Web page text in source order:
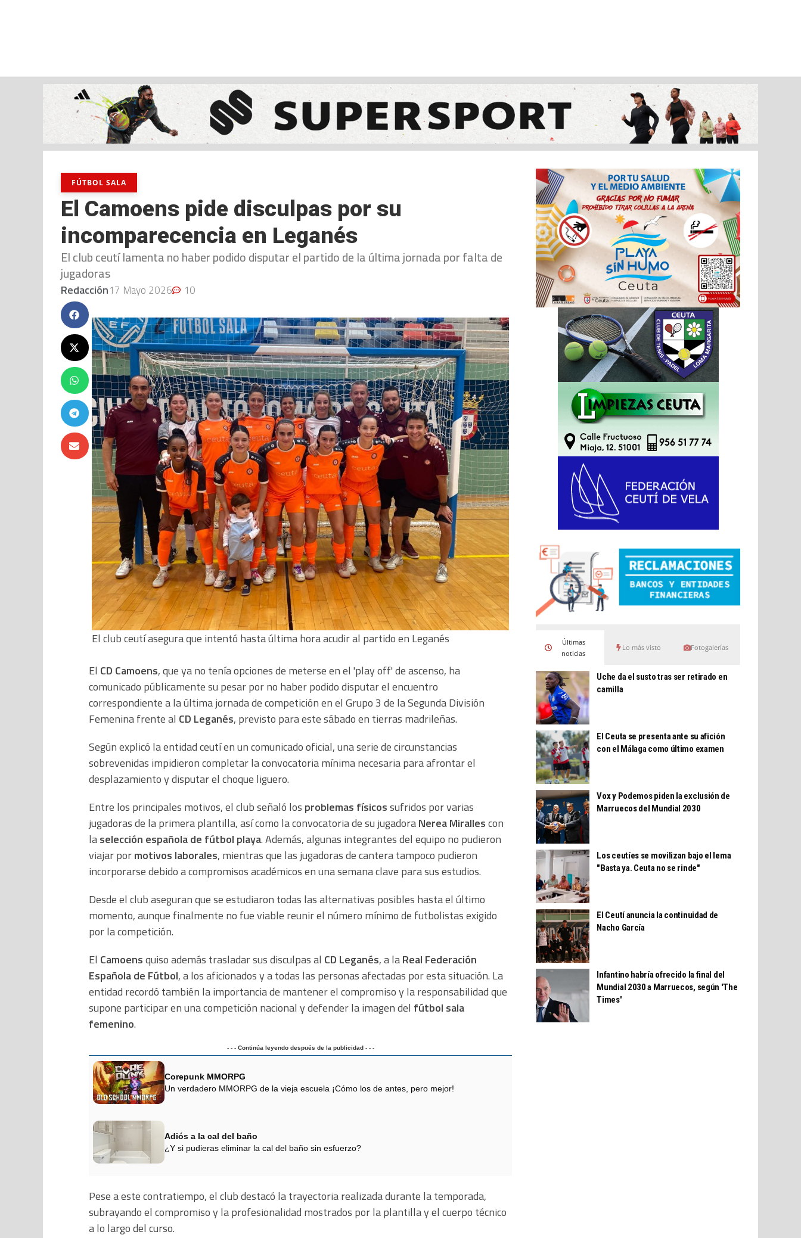
FÚTBOL SALA
El Camoens pide disculpas por su
incomparecencia en Leganés
El club ceutí lamenta no haber podido disputar el partido de la última jornada por falta de
jugadoras
Redacción17 Mayo 2026 10
El club ceutí asegura que intentó hasta última hora acudir al partido en Leganés
El CD Camoens, que ya no tenía opciones de meterse en el 'play off' de ascenso, ha
comunicado públicamente su pesar por no haber podido disputar el encuentro
correspondiente a la última jornada de competición en el Grupo 3 de la Segunda División
Femenina frente al CD Leganés, previsto para este sábado en tierras madrileñas.
Según explicó la entidad ceutí en un comunicado oficial, una serie de circunstancias
sobrevenidas impidieron completar la convocatoria mínima necesaria para afrontar el
desplazamiento y disputar el choque liguero.
Entre los principales motivos, el club señaló los problemas físicossufridos por varias
jugadoras de la primera plantilla, así como la convocatoria de su jugadoraNerea Mirallescon
laselección española de fútbol playa. Además, algunas integrantes del equipo no pudieron
viajar pormotivos laborales, mientras que las jugadoras de cantera tampoco pudieron
incorporarse debido a compromisos académicos en una semana clave para sus estudios.
Desde el club aseguran que se estudiaron todas las alternativas posibles hasta el último
momento, aunque finalmente no fue viable reunir el número mínimo de futbolistas exigido
por la competición.
El Camoensquiso además trasladar sus disculpas al CD Leganés, a laReal Federación
Española de Fútbol, a los aficionados y a todas las personas afectadas por esta situación. La
entidad recordó también la importancia de mantener el compromiso y la responsabilidad que
supone participar en una competición nacional y defender la imagen del fútbol sala
femenino.
- - - Continúa leyendo después de la publicidad - - -
Corepunk MMORPG
Un verdadero MMORPG de la vieja escuela ¡Cómo los de antes, pero mejor!
Adiós a la cal del baño
¿Y si pudieras eliminar la cal del baño sin esfuerzo?
Pese a este contratiempo, el club destacó la trayectoria realizada durante la temporada,
subrayando el compromiso y la profesionalidad mostrados por la plantilla y el cuerpo técnico
a lo largo del curso.
Últimas
noticias
Lo más visto Fotogalerías
Uche da el susto tras ser retirado en
camilla
El Ceuta se presenta ante su afición
con el Málaga como último examen
Vox y Podemos piden la exclusión de
Marruecos del Mundial 2030
Los ceutíes se movilizan bajo el lema
"Basta ya. Ceuta no se rinde"
El Ceutí anuncia la continuidad de
Nacho García
Infantino habría ofrecido la final del
Mundial 2030 a Marruecos, según 'The
Times'